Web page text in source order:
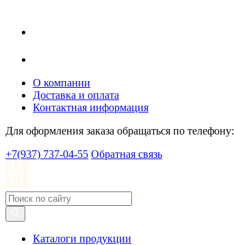
О компании
Доставка и оплата
Контактная информация
Для оформления заказа обращаться по телефону:
+7(937) 737-04-55 Обратная связь
Каталоги продукции